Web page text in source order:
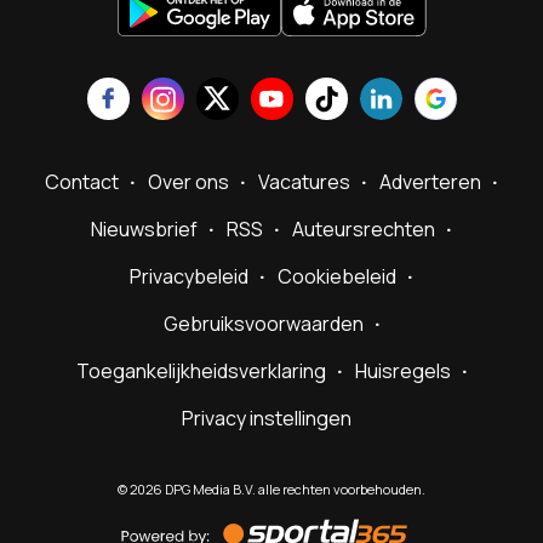
Contact Over ons Vacatures
Adverteren
Nieuwsbrief
RSS
Auteursrechten
Privacybeleid
Cookiebeleid
Gebruiksvoorwaarden
Toegankelijkheidsverklaring
Huisregels
Privacy instellingen
©2026 DPG Media B.V. alle rechten voorbehouden.
by